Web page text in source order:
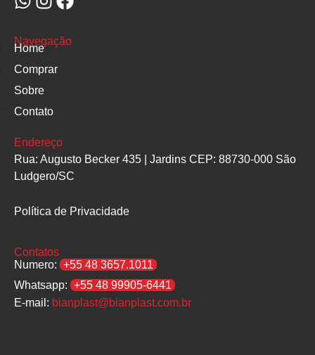
Navegação
Home
Comprar
Sobre
Contato
Endereço
Rua: Augusto Becker 435 | Jardins CEP: 88730-000 São
Ludgero/SC
Política de Privacidade
Contatos
Numero: +55 48 3657.1011
Whatsapp: +55 48 99905-6441
E-mail: bianplast@bianplast.com.br